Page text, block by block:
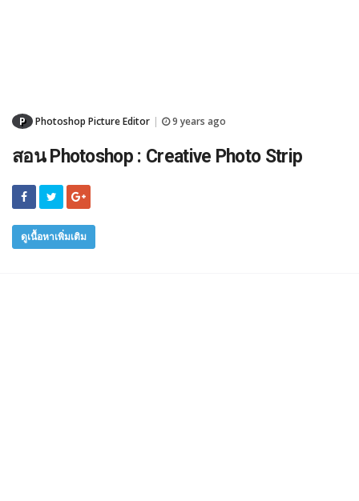
P Photoshop Picture Editor 9 years ago
สอน Photoshop : Creative Photo Strip
ดูเนื้อหาเพิ่มเติม